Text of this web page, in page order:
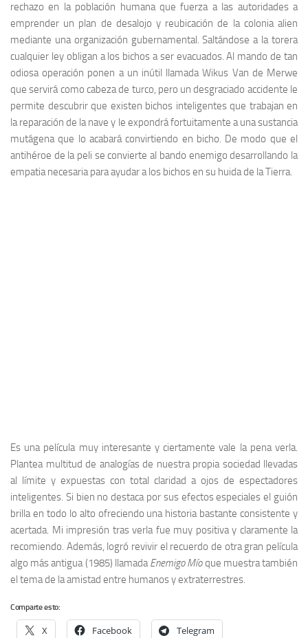
rechazo en la población humana que fuerza a las autoridades a
emprender un plan de desalojo y reubicación de la colonia alien
mediante una organización gubernamental. Saltándose a la torera
cualquier ley obligan a los bichos a ser evacuados. Al mando de tan
odiosa operación ponen a un inútil llamada Wikus Van de Merwe
que servirá como cabeza de turco, pero un desgraciado accidente le
permite descubrir que existen bichos inteligentes que trabajan en
la reparación de la nave y le expondrá fortuitamente a una sustancia
mutágena que lo acabará convirtiendo en bicho. De modo que el
antihéroe de la peli se convierte al bando enemigo desarrollando la
empatia necesaria para ayudar a los bichos en su huida de la Tierra.
Es una película muy interesante y ciertamente vale la pena verla.
Plantea multitud de analogías de nuestra propia sociedad llevadas
al límite y expuestas con total claridad a ojos de espectadores
inteligentes. Si bien no destaca por sus efectos especiales el guión
brilla en todo lo alto ofreciendo una historia bastante consistente y
acertada. Mi impresión tras verla fue muy positiva y claramente la
recomiendo. Además, logró revivir el recuerdo de otra gran película
algo más antigua (1985) llamadaEnemigo Míoque muestra también
el tema de la amistad entre humanos y extraterrestres.
Comparte esto:
X Facebook Telegram